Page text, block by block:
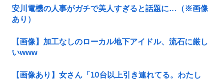
安川電機の人事がガチで美人すぎると話題に…（※画像
あり）
【画像】加工なしのローカル地下アイドル、流石に厳し
いwww
【画像あり】女さん「10台以上引き連れてる。わたし